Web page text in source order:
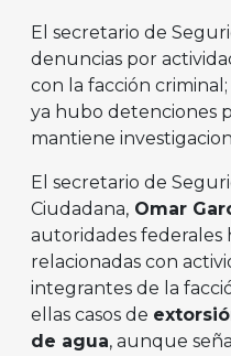
El secretario de
denuncias por
con la facción
ya hubo detenciones
mantiene
El secretario de
Ciudadana, Omar
autoridades federales
relacionadas con
integrantes de la
ellas casos de
de agua, aunque